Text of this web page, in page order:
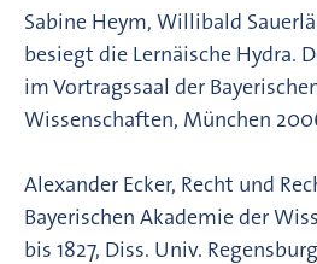
Sabine Heym, Willibald
besiegt die Lernäische Hydra.
im Vortragssaal der
Wissenschaften, München
Alexander Ecker, Recht und
Bayerischen Akademie der
bis 1827, Diss. Univ.